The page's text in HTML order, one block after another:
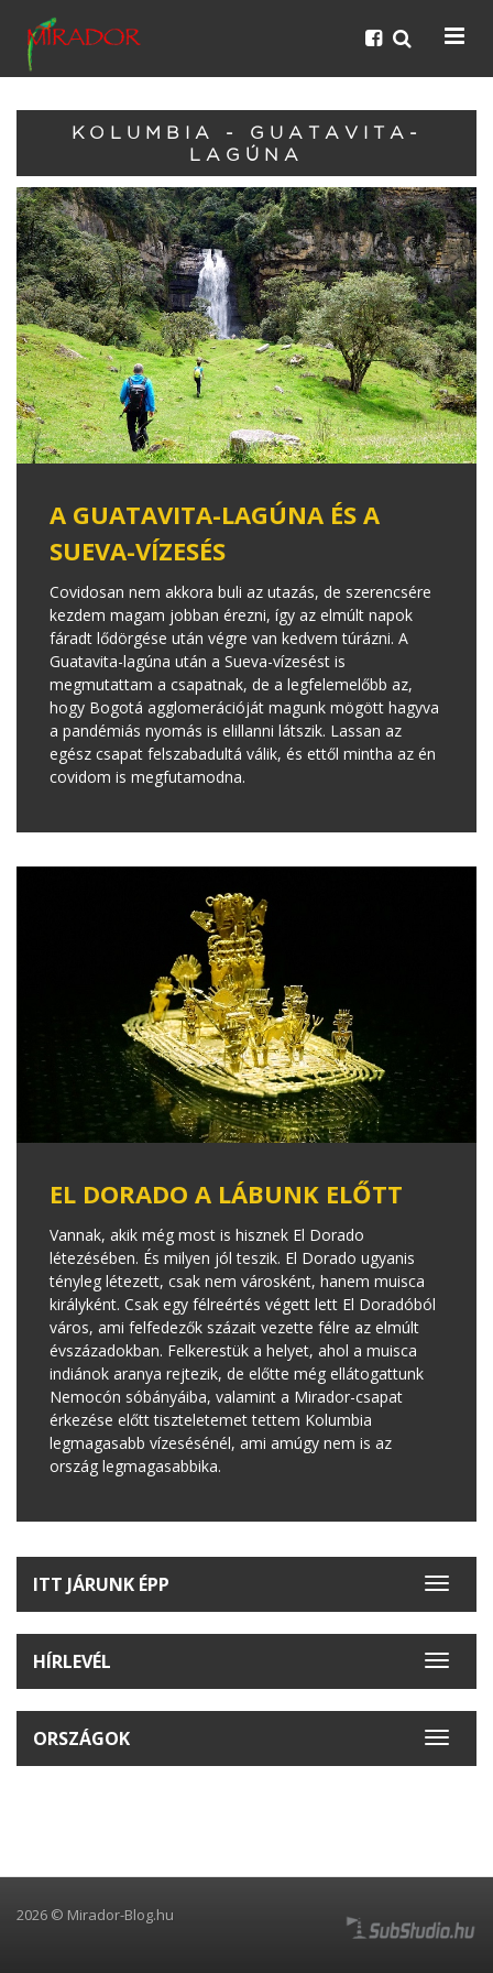
KOLUMBIA - GUATAVITA-
LAGÚNA
A GUATAVITA-LAGÚNA ÉS A
SUEVA-VÍZESÉS
Covidosan nem akkora buli az utazás, de szerencsére
kezdem magam jobban érezni, így az elmúlt napok
fáradt lődörgése után végre van kedvem túrázni. A
Guatavita-lagúna után a Sueva-vízesést is
megmutattam a csapatnak, de a legfelemelőbb az,
hogy Bogotá agglomerációját magunk mögött hagyva
a pandémiás nyomás is elillanni látszik. Lassan az
egész csapat felszabadultá válik, és ettől mintha az én
covidom is megfutamodna.
EL DORADO A LÁBUNK ELŐTT
Vannak, akik még most is hisznek El Dorado
létezésében. És milyen jól teszik. El Dorado ugyanis
tényleg létezett, csak nem városként, hanem muisca
királyként. Csak egy félreértés végett lett El Doradóból
város, ami felfedezők százait vezette félre az elmúlt
évszázadokban. Felkerestük a helyet, ahol a muisca
indiánok aranya rejtezik, de előtte még ellátogattunk
Nemocón sóbányáiba, valamint a Mirador-csapat
érkezése előtt tiszteletemet tettem Kolumbia
legmagasabb vízesésénél, ami amúgy nem is az
ország legmagasabbika.
Toggle
ITT JÁRUNK ÉPP
Toggle
HÍRLEVÉL
Toggle
ORSZÁGOK
2026 © Mirador-Blog.hu